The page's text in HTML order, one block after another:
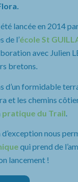
lancée en 2014
de l’école St
avec Julien
bretons.
d’un formidable
et les chemins
pratique du Trail
nous
qui prend de
lancement !